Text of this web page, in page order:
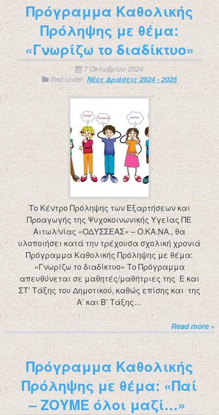
Πρόγραμμα Καθολικής
Πρόληψης με θέμα:
«Γνωρίζω το διαδίκτυο»
7 Οκτωβρίου 2024
filed under:Νέες Δράσεις 2024 - 2025
Το Κέντρο Πρόληψης των Εξαρτήσεων και
Προαγωγής της Ψυχοκοινωνικής Υγείας ΠΕ
Αιτωλ/νίας «ΟΔΥΣΣΕΑΣ» – Ο.ΚΑ.ΝΑ., θα
υλοποιήσει κατά την τρέχουσα σχολική χρονιά
Πρόγραμμα Καθολικής Πρόληψης με θέμα:
«Γνωρίζω το διαδίκτυο» Το Πρόγραμμα
απευθύνεται σε μαθητές/μαθήτριες της Ε και
ΣΤ’ Τάξης του Δημοτικού, καθώς επίσης και της
Α’ και Β’ Τάξης…
Read more »
Πρόγραμμα Καθολικής
Πρόληψης με θέμα: «Παί
– ΖΟΥΜΕ όλοι μαζί…»